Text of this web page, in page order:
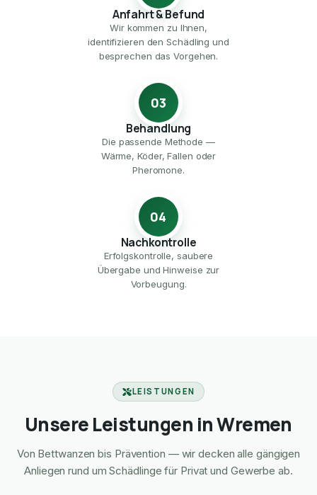
Anfahrt & Befund
Wir kommen zu Ihnen,
identifizieren den Schädling und
besprechen das Vorgehen.
03
Behandlung
Die passende Methode —
Wärme, Köder, Fallen oder
Pheromone.
04
Nachkontrolle
Erfolgskontrolle, saubere
Übergabe und Hinweise zur
Vorbeugung.
LEISTUNGEN
Unsere Leistungen in Wremen
Von Bettwanzen bis Prävention — wir decken alle gängigen
Anliegen rund um Schädlinge für Privat und Gewerbe ab.